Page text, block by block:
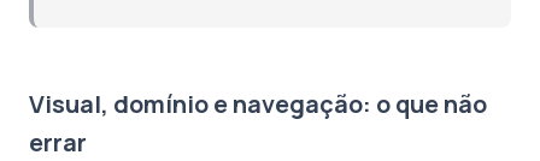
Visual, domínio e navegação: o que não
errar